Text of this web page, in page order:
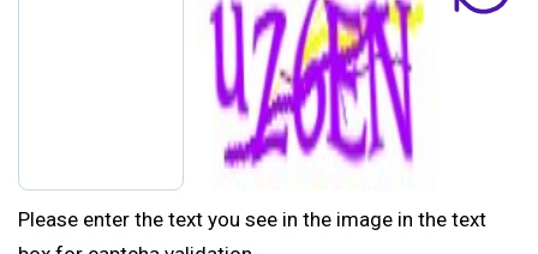
Please enter the text you see in the image in the text